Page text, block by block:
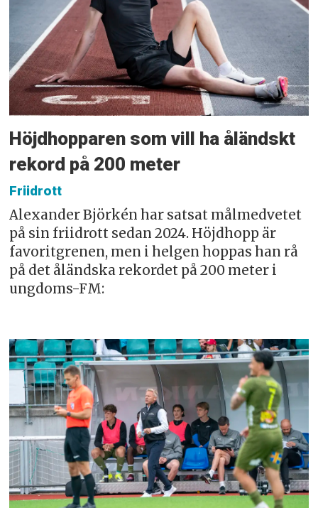
Höjdhopparen som vill ha åländskt
rekord på 200 meter
Friidrott
Alexander Björkén har satsat målmedvetet
på sin friidrott sedan 2024. Höjdhopp är
favoritgrenen, men i helgen hoppas han rå
på det åländska rekordet på 200 meter i
ungdoms-FM: